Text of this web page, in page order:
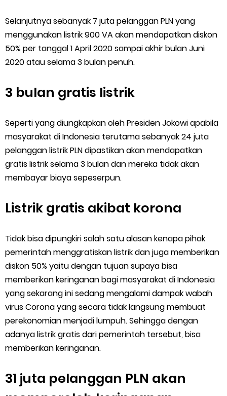
Selanjutnya sebanyak 7 juta pelanggan PLN yang
menggunakan listrik 900 VA akan mendapatkan diskon
50% per tanggal 1 April 2020 sampai akhir bulan Juni
2020 atau selama 3 bulan penuh.
3 bulan gratis listrik
Seperti yang diungkapkan oleh Presiden Jokowi apabila
masyarakat di Indonesia terutama sebanyak 24 juta
pelanggan listrik PLN dipastikan akan mendapatkan
gratis listrik selama 3 bulan dan mereka tidak akan
membayar biaya sepeserpun.
Listrik gratis akibat korona
Tidak bisa dipungkiri salah satu alasan kenapa pihak
pemerintah menggratiskan listrik dan juga memberikan
diskon 50% yaitu dengan tujuan supaya bisa
memberikan keringanan bagi masyarakat di Indonesia
yang sekarang ini sedang mengalami dampak wabah
virus Corona yang secara tidak langsung membuat
perekonomian menjadi lumpuh. Sehingga dengan
adanya listrik gratis dari pemerintah tersebut, bisa
memberikan keringanan.
31 juta pelanggan PLN akan